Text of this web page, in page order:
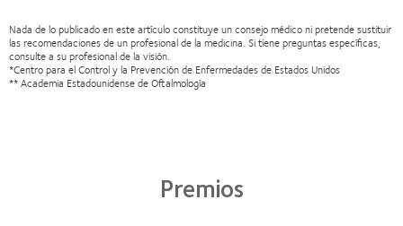
Nada de lo publicado en este artículo constituye un consejo médico ni pretende sustituir
las recomendaciones de un profesional de la medicina. Si tiene preguntas específicas,
consulte a su profesional de la visión.
*Centro para el Control y la Prevención de Enfermedades de Estados Unidos
** Academia Estadounidense de Oftalmología
Premios